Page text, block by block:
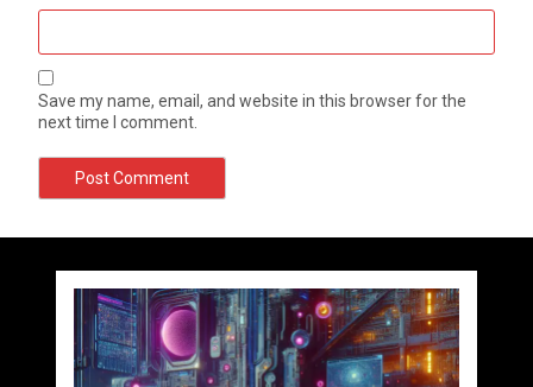
Save my name, email, and website in this browser for the
next time I comment.